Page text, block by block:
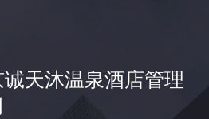
天沐温泉酒店管理